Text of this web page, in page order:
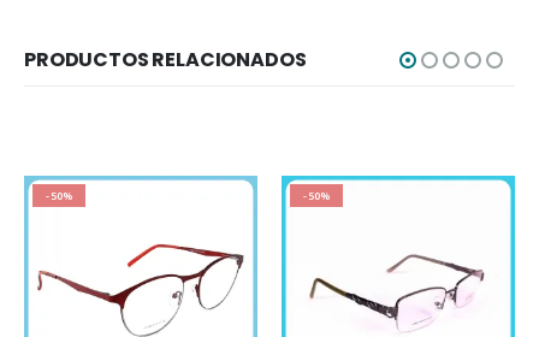
PRODUCTOS RELACIONADOS
-50% -50%